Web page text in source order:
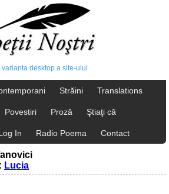
varianta desktop a site-ului
Străini Translations
Povestiri Proză Ştiaţi că
In Radio Poema Contact
Lucia